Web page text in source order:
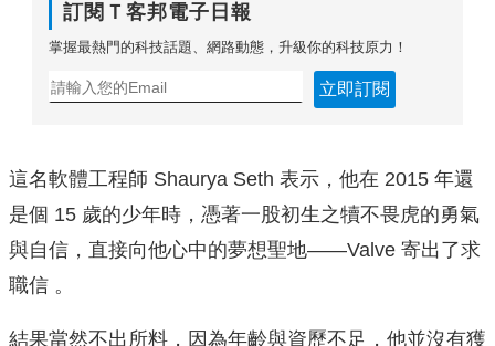
訂閱Ｔ客邦電子日報
掌握最熱門的科技話題、網路動態，升級你的科技原力！
立即訂閱
這名軟體工程師 Shaurya Seth 表示，他在 2015 年還
是個 15 歲的少年時，憑著一股初生之犢不畏虎的勇氣
與自信，直接向他心中的夢想聖地——Valve 寄出了求
職信 。
結果當然不出所料，因為年齡與資歷不足，他並沒有獲